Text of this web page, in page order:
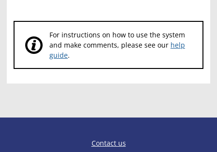
For instructions on how to use the system
and make comments, please see our help
guide.
Contact us